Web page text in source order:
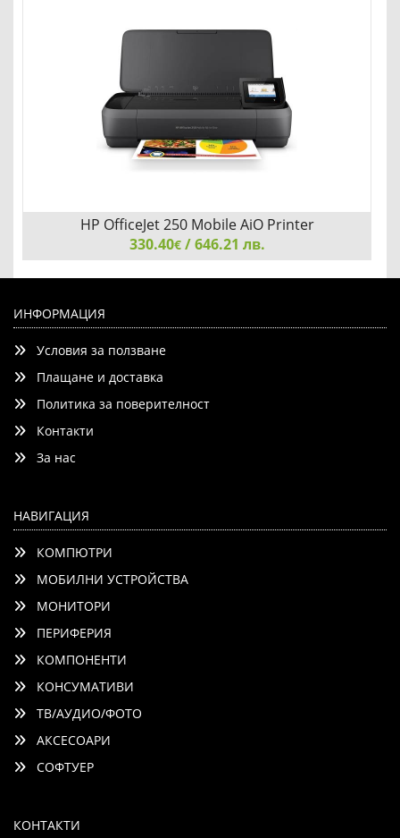
Добави
HP OfficeJet 250 Mobile AiO Printer
330.40€/ 646.21 лв.
ИНФОРМАЦИЯ
Условия за ползване
Плащане и доставка
Политика за поверителност
Контакти
За нас
НАВИГАЦИЯ
КОМПЮТРИ
МОБИЛНИ УСТРОЙСТВА
МОНИТОРИ
ПЕРИФЕРИЯ
КОМПОНЕНТИ
КОНСУМАТИВИ
ТВ/АУДИО/ФОТО
АКСЕСОАРИ
СОФТУЕР
КОНТАКТИ